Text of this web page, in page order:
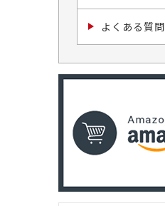
よくある質問